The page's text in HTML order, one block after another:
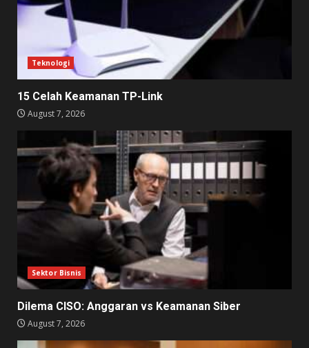
Teknologi
15 Celah Keamanan TP-Link
August 7, 2026
Sektor Bisnis
Dilema CISO: Anggaran vs Keamanan Siber
August 7, 2026